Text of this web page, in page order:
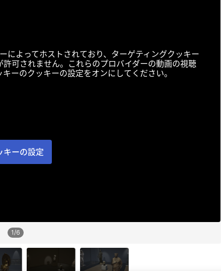
によってホストされており、ターゲティングクッキー
可されません。これらのプロバイダーの動画の視聴
ーのクッキーの設定をオンにしてください。
キーの設定
1/6